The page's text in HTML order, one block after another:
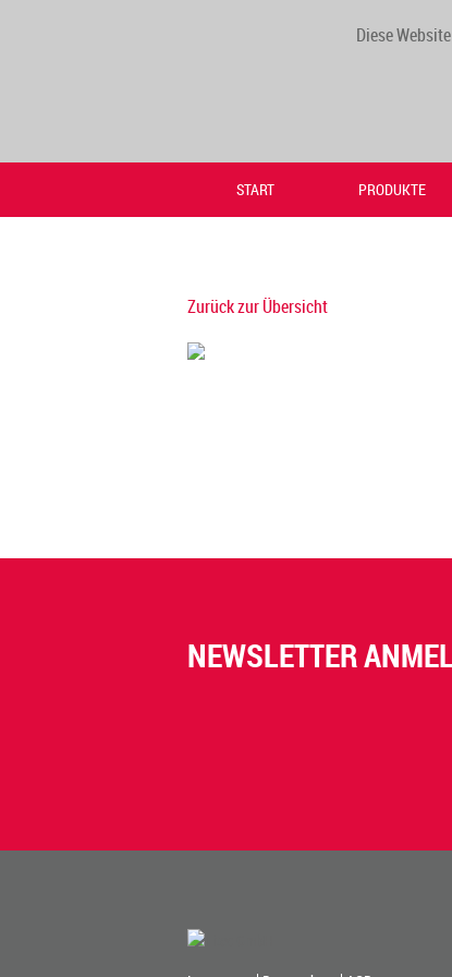
Diese
START PRODUKTE
Zurück zur Übersicht
NEWSLETTER